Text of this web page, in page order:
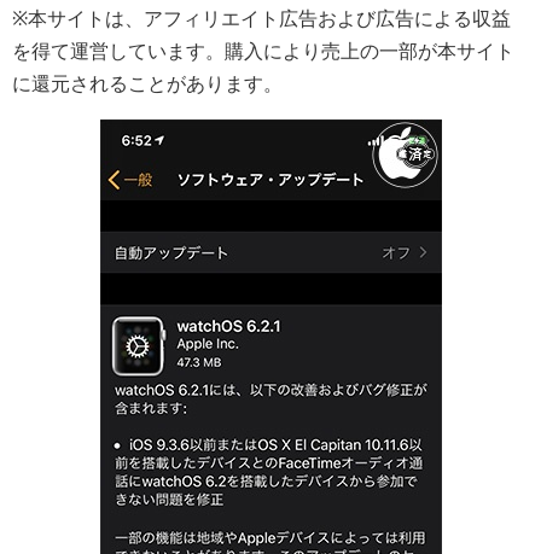
※本サイトは、アフィリエイト広告および広告による収益
を得て運営しています。購入により売上の一部が本サイト
に還元されることがあります。